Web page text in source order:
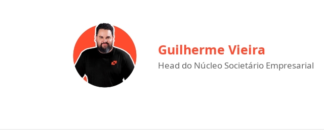
Guilherme Vieira
Head do Núcleo Societário Empresarial